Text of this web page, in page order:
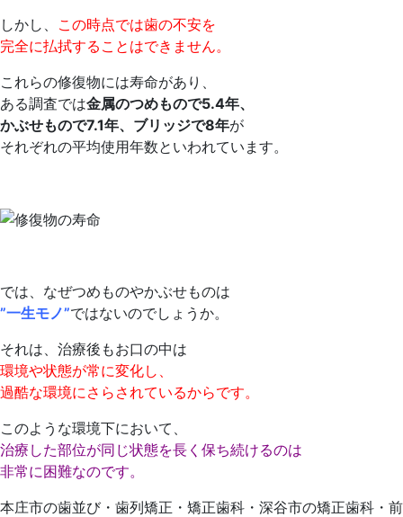
しかし、 この時点では歯の不安を
完全に払拭することはできません。
これらの修復物には寿命があり、
ある調査では金属のつめもので5.4年、
かぶせもので7.1年、ブリッジで8年が
それぞれの平均使用年数といわれています。
では、なぜつめものやかぶせものは
”一生モノ”ではないのでしょうか。
それは、治療後もお口の中は
環境や状態が常に変化し、
過酷な環境にさらされているからです。
このような環境下において、
治療した部位が同じ状態を長く保ち続けるのは
非常に困難なのです。
本庄市の歯並び・歯列矯正・矯正歯科・深谷市の矯正歯科・前